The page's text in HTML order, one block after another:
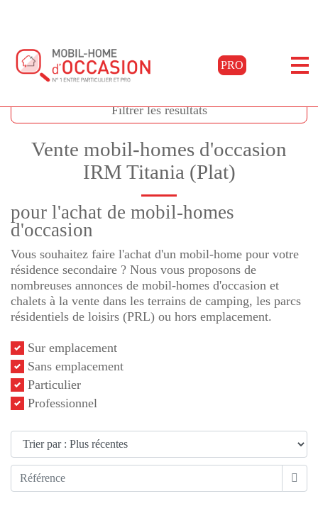
PRO
Accueil Acheter Annonces titania (plat)
Filtrer les résultats
Vente mobil-homes d'occasion
IRM Titania (Plat)
pour l'achat de mobil-homes
d'occasion
Vous souhaitez faire l'achat d'un mobil-home pour votre
résidence secondaire ? Nous vous proposons de
nombreuses annonces de mobil-homes d'occasion et
chalets à la vente dans les terrains de camping, les parcs
résidentiels de loisirs (PRL) ou hors emplacement.
Sur emplacement
Sans emplacement
Particulier
Professionnel